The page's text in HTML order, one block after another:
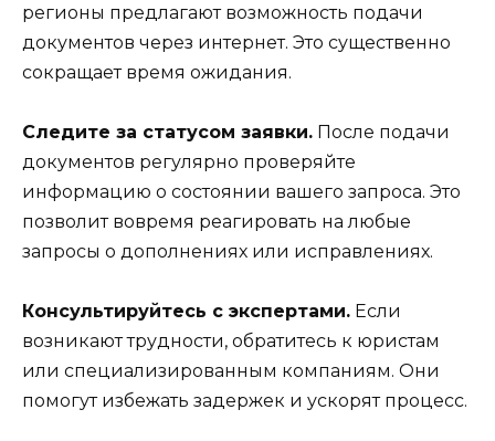
регионы предлагают возможность подачи
документов через интернет. Это существенно
сокращает время ожидания.
Следите за статусом заявки. После подачи
документов регулярно проверяйте
информацию о состоянии вашего запроса. Это
позволит вовремя реагировать на любые
запросы о дополнениях или исправлениях.
Консультируйтесь с экспертами. Если
возникают трудности, обратитесь к юристам
или специализированным компаниям. Они
помогут избежать задержек и ускорят процесс.